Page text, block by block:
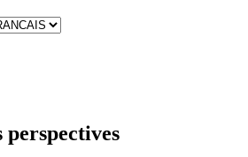
perspectives